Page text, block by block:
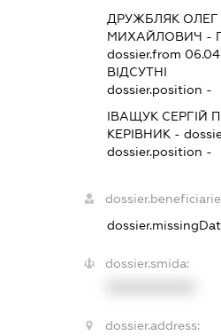
ДРУЖБЛЯК ОЛЕГ
МИХАЙЛОВИЧ -
dossier.from
ВІДСУТНІ
dossier.position -
ІВАЩУК СЕРГІЙ
КЕРІВНИК -
dossier.position -
dossier.smida:
dossier.address: